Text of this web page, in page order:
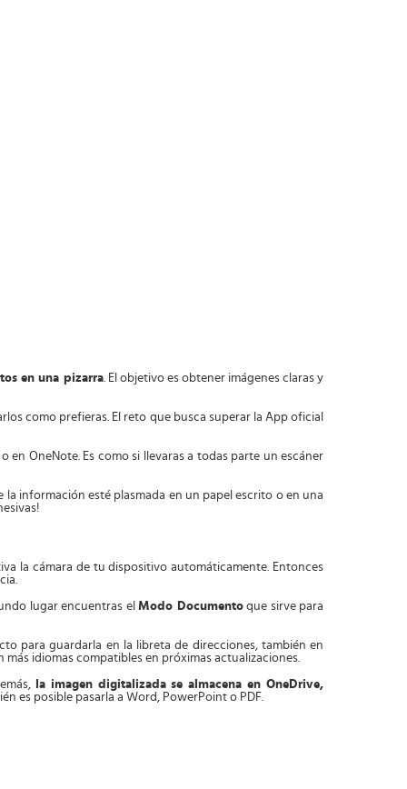
en una pizarra. El objetivo es obtener imágenes claras y
como prefieras. El reto que busca superar la App oficial
en OneNote. Es como si llevaras a todas parte un escáner
la información esté plasmada en un papel escrito o en una
la cámara de tu dispositivo automáticamente. Entonces
lugar encuentras elModo Documentoque sirve para
para guardarla en la libreta de direcciones, también en
idiomas compatibles en próximas actualizaciones.
la imagen digitalizada se almacena en OneDrive,
es posible pasarla a Word, PowerPoint o PDF.